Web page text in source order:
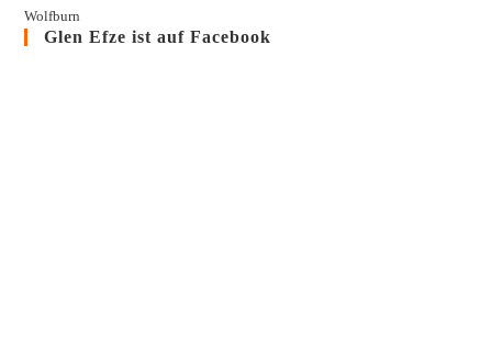
Wolfburn
Glen Efze ist auf Facebook